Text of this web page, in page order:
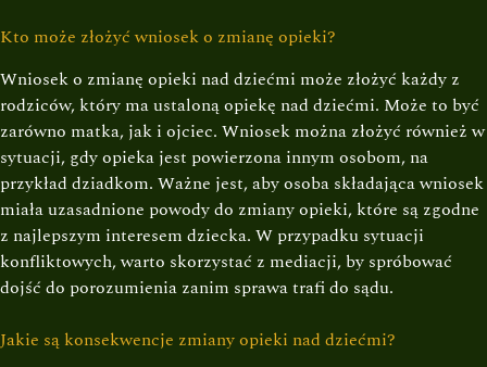
Kto może złożyć wniosek o zmianę opieki?
Wniosek o zmianę opieki nad dziećmi może złożyć każdy z
rodziców, który ma ustaloną opiekę nad dziećmi. Może to być
zarówno matka, jak i ojciec. Wniosek można złożyć również w
sytuacji, gdy opieka jest powierzona innym osobom, na
przykład dziadkom. Ważne jest, aby osoba składająca wniosek
miała uzasadnione powody do zmiany opieki, które są zgodne
z najlepszym interesem dziecka. W przypadku sytuacji
konfliktowych, warto skorzystać z mediacji, by spróbować
dojść do porozumienia zanim sprawa trafi do sądu.
Jakie są konsekwencje zmiany opieki nad dziećmi?